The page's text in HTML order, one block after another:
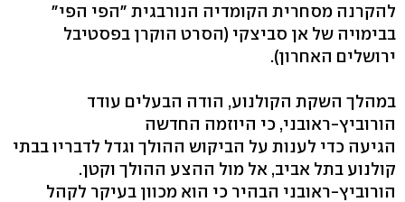
להקרנה מסחרית הקומדיה הנורבגית "הפי הפי"
בבימויה של אן סביצקי (הסרט הוקרן בפסטיבל
ירושלים האחרון).
במהלך השקת הקולנוע, הודה הבעלים עודד
הורוביץ-ראובני, כי היוזמה החדשה
הגיעה כדי לענות על הביקוש ההולך וגדל לדבריו בבתי
קולנוע בתל אביב, אל מול ההצע ההולך וקטן.
הורוביץ-ראובני הבהיר כי הוא מכוון בעיקר לקהל